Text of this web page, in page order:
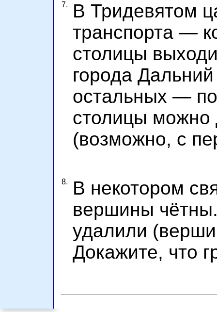
7.
В Тридевятом
транспорта —
столицы
города
остальных —
столицы можно
(возможно, с
8.
В некотором
вершины
удалили
Докажите, что